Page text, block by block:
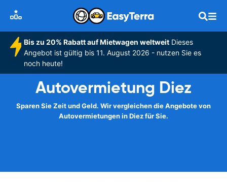
Bis zu 20% Rabatt auf Mietwagen weltweitDieses
Angebot ist gültig bis 11. August 2026 - nutzen Sie es
noch heute!
Autovermietung Diez
Sparen Sie Zeit und Geld. Wir vergleichen die Angebote von
Autovermietungen in Diez für Sie.